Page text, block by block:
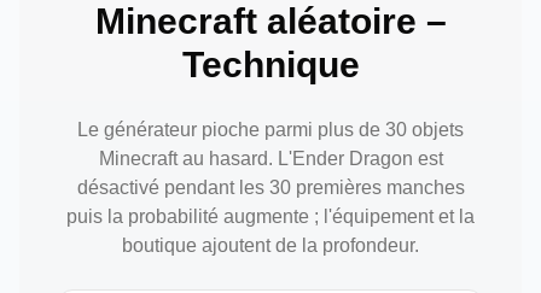
Minecraft aléatoire –
Technique
Le générateur pioche parmi plus de 30 objets
Minecraft au hasard. L'Ender Dragon est
désactivé pendant les 30 premières manches
puis la probabilité augmente ; l'équipement et la
boutique ajoutent de la profondeur.